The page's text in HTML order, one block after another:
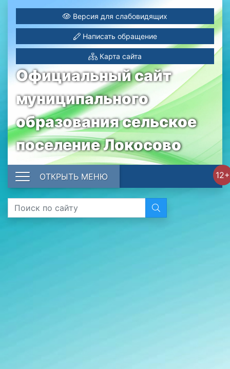
Официальный сайт
муниципального
образования сельское
поселение Локосово
Версия для слабовидящих
Написать обращение
Карта сайта
12+
ОТКРЫТЬ МЕНЮ